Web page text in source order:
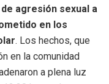
agresión sexual a
en los
. Los hechos, que
en la comunidad
a plena luz